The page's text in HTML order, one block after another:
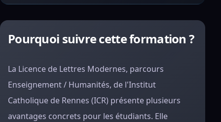
Pourquoi suivre cette formation ?
La Licence de Lettres Modernes, parcours
Enseignement / Humanités, de l'Institut
Catholique de Rennes (ICR) présente plusieurs
avantages concrets pour les étudiants. Elle